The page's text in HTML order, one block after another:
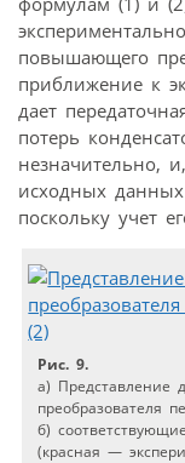
повышающего
приближение к
дает
потерь
незначительно,
исходных
поскольку учет
Рис. 9.
а) Представление
преобразователя
б)
(красная —